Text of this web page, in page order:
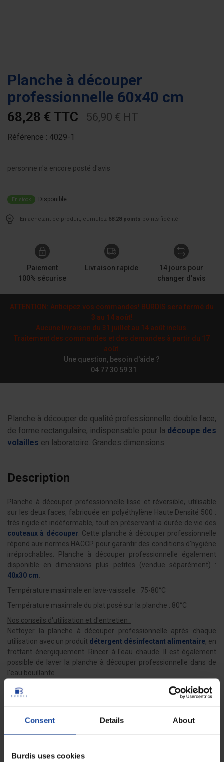
Consent Details About
Burdis uses cookies
Planche à découper
professionnelle 60x40 cm
68,28 € TTC 56,90 € HT
Référence : 4029-1
personne n'a encore posté d'avis
En stock Disponible
En achetant ce produit, cumulez 68.28 points points fidélité
Paiement
100% sécurise
Livraison rapide
14 jours pour
changer d'avis
ATTENTION: Anticipez vos commandes! BURDIS sera fermé du
3 au 14 août!
Aucune livraison du 31 juillet au 14 août inclus.
Traitement des commandes et des demandes à partir du 17
août.
Une question, besoin d'aide ?
04 77 30 59 31
Planche à découper de qualité professionnelle double face,
de forme rectangulaire, indispensable pour la découpe des
volailles en laboratoire. Grandes dimensions.
Description
Planche à découper professionnelle lisse et réversible, utilisable
sur les deux faces, fabriquée en polyéthylène Haute Densité 500 :
très rigide et indéformable, tout en préservant la durée de vie des
couteaux à découper . Cette planche à découper professionnelle
répond aux normes HACCP pour garantir des conditions d'hygiène
irréprochables. Planche à découper professionnelle également
disponible en dimensions plus petites (vendue séparément) :
40x30 cm
Température maximale en lave-vaisselle : 75-80°C
Température maximale du plat posé sur la planche : 80°C
Nos conseils d'utilisation et d'entretien :
Nettoyer la planche à découper professionnelle après chaque
utilisation avec un produit détergent désinfectant alimentaire, en
frottant énergiquement. Rincer à l'eau chaude. Il est également
possible de laver la planche à découper professionnelle dans de
l'eau bouillante.
Unracloir à planche à découper plastique
peut également être
utilisé. Laisser sécher à l’air libre, ou en utilisant un torchon sec et
Fiche technique